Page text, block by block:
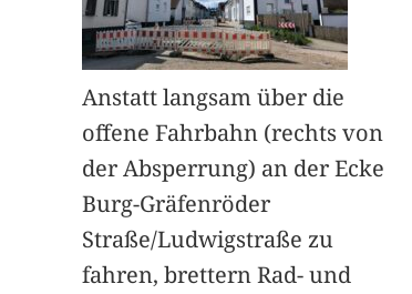
Anstatt langsam über die
offene Fahrbahn (rechts von
der Absperrung) an der Ecke
Burg-Gräfenröder
Straße/Ludwigstraße zu
fahren, brettern Rad- und